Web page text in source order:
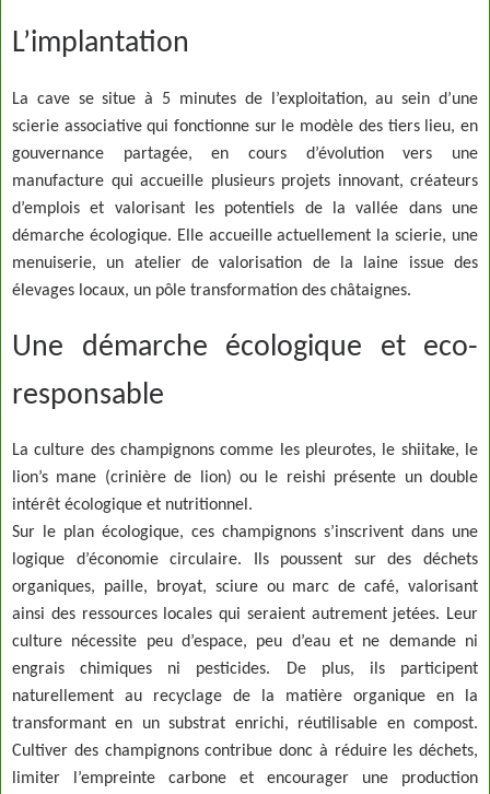
L’implantation
La cave se situe à 5 minutes de l’exploitation, au sein d’une
scierie associative qui fonctionne sur le modèle des tiers lieu, en
gouvernance partagée, en cours d’évolution vers une
manufacture qui accueille plusieurs projets innovant, créateurs
d’emplois et valorisant les potentiels de la vallée dans une
démarche écologique. Elle accueille actuellement la scierie, une
menuiserie, un atelier de valorisation de la laine issue des
élevages locaux, un pôle transformation des châtaignes.
Une démarche écologique et eco-
responsable
La culture des champignons comme les pleurotes, le shiitake, le
lion’s mane (crinière de lion) ou le reishi présente un double
intérêt écologique et nutritionnel.
Sur le plan écologique, ces champignons s’inscrivent dans une
logique d’économie circulaire. Ils poussent sur des déchets
organiques, paille, broyat, sciure ou marc de café, valorisant
ainsi des ressources locales qui seraient autrement jetées. Leur
culture nécessite peu d’espace, peu d’eau et ne demande ni
engrais chimiques ni pesticides. De plus, ils participent
naturellement au recyclage de la matière organique en la
transformant en un substrat enrichi, réutilisable en compost.
Cultiver des champignons contribue donc à réduire les déchets,
limiter l’empreinte carbone et encourager une production